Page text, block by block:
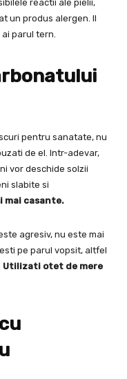
reactii ale pielii,
un produs alergen. Il
parul tern.
pentru sanatate, nu
de el. Intr-adevar,
vor deschide solzii
slabite si
mai casante.
agresiv, nu este mai
pe parul vopsit, altfel
Utilizati otet de mere